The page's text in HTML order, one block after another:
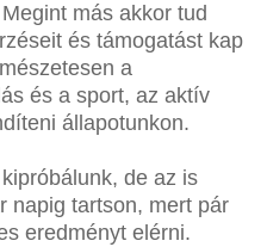
más akkor tud
és támogatást kap
a
és a sport, az aktív
állapotunkon.
de az is
napig tartson, mert pár
eredményt elérni.